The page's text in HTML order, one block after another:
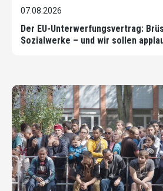
07.08.2026
Der EU-Unterwerfungsvertrag:
Sozialwerke – und wir sollen